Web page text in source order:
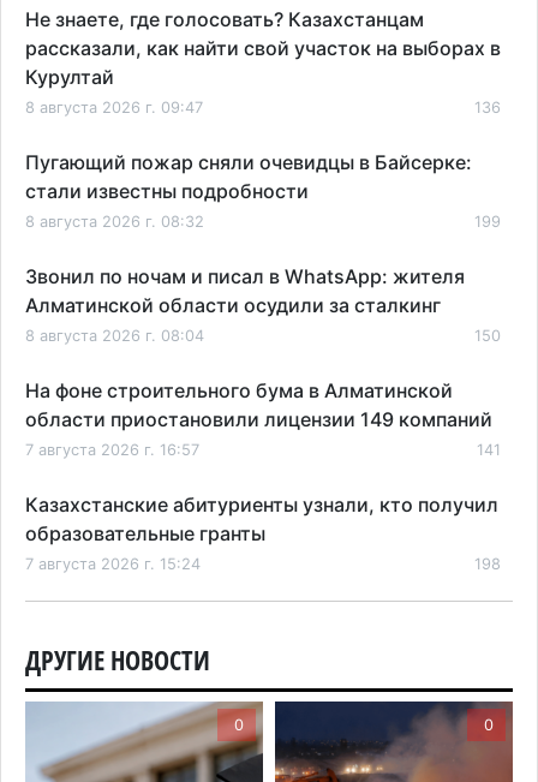
Не знаете, где голосовать? Казахстанцам
рассказали, как найти свой участок на выборах в
Курултай
8 августа 2026 г. 09:47 136
Пугающий пожар сняли очевидцы в Байсерке:
стали известны подробности
8 августа 2026 г. 08:32 199
Звонил по ночам и писал в WhatsApp: жителя
Алматинской области осудили за сталкинг
8 августа 2026 г. 08:04 150
На фоне строительного бума в Алматинской
области приостановили лицензии 149 компаний
7 августа 2026 г. 16:57 141
Казахстанские абитуриенты узнали, кто получил
образовательные гранты
7 августа 2026 г. 15:24 198
морских контейнерах
7 августа 2026 г. 11:24
В Талгарском районе загорелись строительные
отходы: пожар охватил 300 квадратных метров
ДРУГИЕ НОВОСТИ
0 0